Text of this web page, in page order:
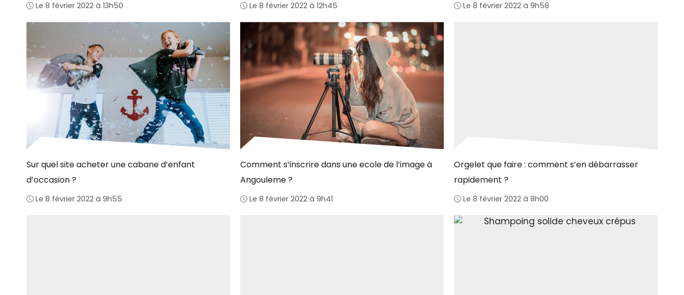
Le 8 février 2022 à 13h50 Le 8 février 2022 à 12h45 Le 8 février 2022 à 9h58
Sur quel site acheter une cabane d’enfant
d’occasion ?
Le 8 février 2022 à 9h55
Comment s’inscrire dans une ecole de l’image à
Angouleme ?
Le 8 février 2022 à 9h41
Orgelet que faire : comment s’en débarrasser
rapidement ?
Le 8 février 2022 à 8h00